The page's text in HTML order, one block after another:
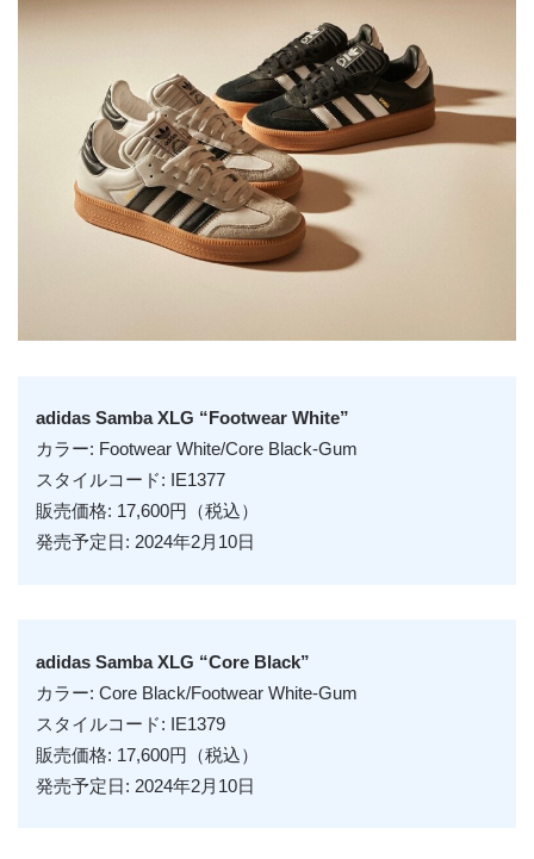
adidas Samba XLG “Footwear White”
カラー: Footwear White/Core Black-Gum
スタイルコード: IE1377
販売価格: 17,600円（税込）
発売予定日: 2024年2月10日
adidas Samba XLG “Core Black”
カラー: Core Black/Footwear White-Gum
スタイルコード: IE1379
販売価格: 17,600円（税込）
発売予定日: 2024年2月10日